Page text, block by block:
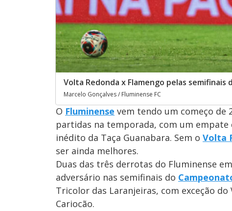
Volta Redonda x Flamengo pelas semifinais
Marcelo Gonçalves / Fluminense FC
O Fluminense vem tendo um começo de
partidas na temporada, com um
inédito da Taça Guanabara. Sem o Volta
ser ainda melhores.
Duas das três derrotas do Fluminense
adversário nas semifinais do
Tricolor das Laranjeiras, com exceção do
Cariocão.